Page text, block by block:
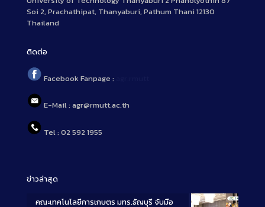
Soi 2, Prachathipat, Thanyaburi, Pathum Thani 12130
Thailand
ติดต่อ
Facebook Fanpage :
E-Mail : agr@rmutt.ac.th
Tel : 02 592 1955
ข่าวล่าสุด
คณะเทคโนโลยีการเกษตร มทร.ธัญบุรี จับมือ